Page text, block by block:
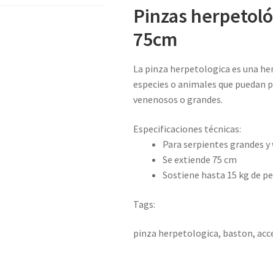
Pinzas
75cm
La pinza herpetologica es una
especies o animales que
venenosos o grandes.
Especificaciones técnicas:
Para serpientes grandes y
Se extiende 75 cm
Sostiene hasta 15 kg de
Tags:
pinza herpetologica, baston,